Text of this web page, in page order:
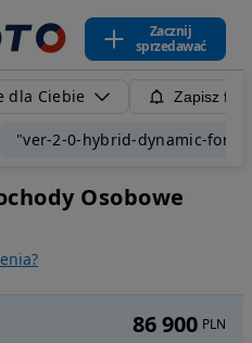
Zacznij
sprzedawać
dla Ciebie Zapisz
"ver-2-0-hybrid-dynamic-
Osobowe
86 900 PLN